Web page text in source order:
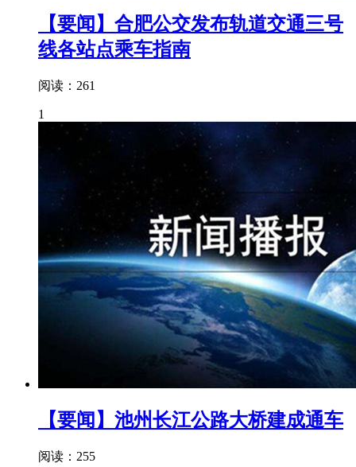
【要闻】合肥公交发布轨道交通三号
线各站点乘车指南
阅读：261
1
【要闻】池州长江公路大桥建成通车
阅读：255